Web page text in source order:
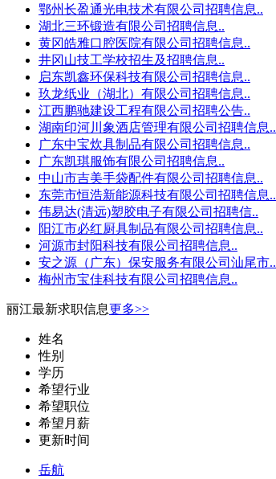
鄂州长盈通光电技术有限公司招聘信息..
湖北三环锻造有限公司招聘信息..
黄冈皓雅口腔医院有限公司招聘信息..
井冈山技工学校招生及招聘信息..
启东凯鑫环保科技有限公司招聘信息..
玖龙纸业（湖北）有限公司招聘信息..
江西鹏驰建设工程有限公司招聘公告..
湖南印河川象酒店管理有限公司招聘信息..
广东中宝炊具制品有限公司招聘信息..
广东凯琪服饰有限公司招聘信息..
中山市吉美手袋配件有限公司招聘信息..
东莞市恒浩新能源科技有限公司招聘信息..
伟易达(清远)塑胶电子有限公司招聘信..
阳江市必红厨具制品有限公司招聘信息..
河源市封阳科技有限公司招聘信息..
安之源（广东）保安服务有限公司汕尾市..
梅州市宝佳科技有限公司招聘信息..
丽江最新求职信息更多>>
姓名
性别
学历
希望行业
希望职位
希望月薪
更新时间
岳航